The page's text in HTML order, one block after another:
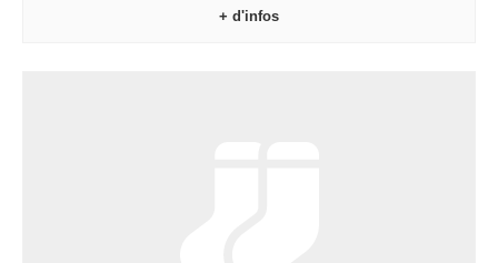
+ d'infos